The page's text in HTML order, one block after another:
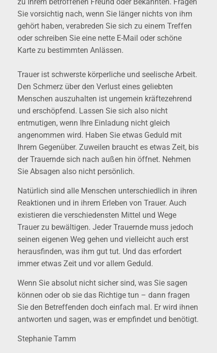
zu Ihrem betroffenen Freund oder Bekannten. Fragen
Sie vorsichtig nach, wenn Sie länger nichts von ihm
gehört haben, verabreden Sie sich zu einem Treffen
oder schreiben Sie eine nette E-Mail oder schöne
Karte zu bestimmten Anlässen.
Trauer ist schwerste körperliche und seelische Arbeit.
Den Schmerz über den Verlust eines geliebten
Menschen auszuhalten ist ungemein kräftezehrend
und erschöpfend. Lassen Sie sich also nicht
entmutigen, wenn Ihre Einladung nicht gleich
angenommen wird. Haben Sie etwas Geduld mit
Ihrem Gegenüber. Zuweilen braucht es etwas Zeit, bis
der Trauernde sich nach außen hin öffnet. Nehmen
Sie Absagen also nicht persönlich.
Natürlich sind alle Menschen unterschiedlich in ihren
Reaktionen und in ihrem Erleben von Trauer. Auch
existieren die verschiedensten Mittel und Wege
Trauer zu bewältigen. Jeder Trauernde muss jedoch
seinen eigenen Weg gehen und vielleicht auch erst
herausfinden, was ihm gut tut. Und das erfordert
immer etwas Zeit und vor allem Geduld.
Wenn Sie absolut nicht sicher sind, was Sie sagen
können oder ob sie das Richtige tun – dann fragen
Sie den Betreffenden doch einfach mal. Er wird ihnen
antworten und sagen, was er empfindet und benötigt.
Stephanie Tamm